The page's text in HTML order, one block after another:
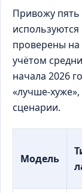
Привожу
проверены
учётом
начала 2026
«лучше-
сценарии.
Модель